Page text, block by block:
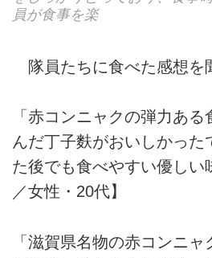
員が食事を楽
隊員たちに食べた感想
「赤コンニャクの弾力あ
んだ丁子麩がおいしかった
た後でも食べやすい優しい
／女性・20代】
「滋賀県名物の赤コンニ